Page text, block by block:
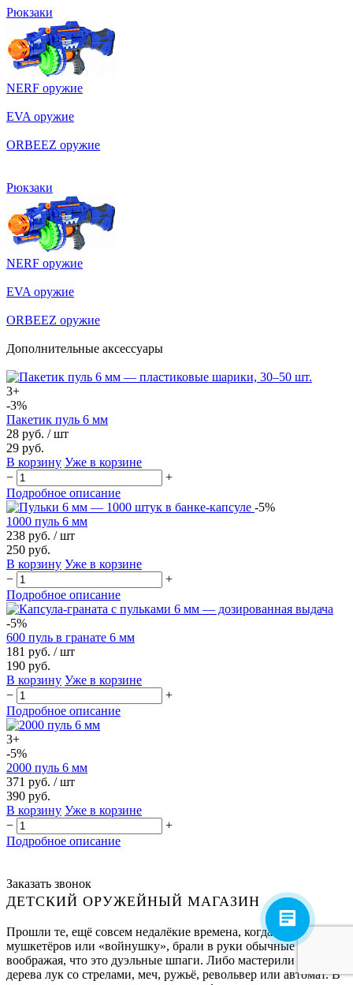
Рюкзаки
NERF оружие
EVA оружие
ORBEEZ оружие
Рюкзаки
NERF оружие
EVA оружие
ORBEEZ оружие
Дополнительные аксессуары
3+
-3%
Пакетик пуль 6 мм
28 руб. / шт
29 руб.
В корзину Уже в корзине
−
+
Подробное описание
-5%
1000 пуль 6 мм
238 руб. / шт
250 руб.
В корзину Уже в корзине
−
+
Подробное описание
-5%
600 пуль в гранате 6 мм
181 руб. / шт
190 руб.
В корзину Уже в корзине
−
+
Подробное описание
3+
-5%
2000 пуль 6 мм
371 руб. / шт
390 руб.
В корзину Уже в корзине
−
+
Подробное описание
Заказать звонок
ДЕТСКИЙ ОРУЖЕЙНЫЙ МАГАЗИН
Прошли те, ещё совсем недалёкие времена, когда дети, играя в
мушкетёров или «войнушку», брали в руки обычные палки,
воображая, что это дуэльные шпаги. Либо мастерили себе из
дерева лук со стрелами, меч, ружьё, револьвер или автомат. В